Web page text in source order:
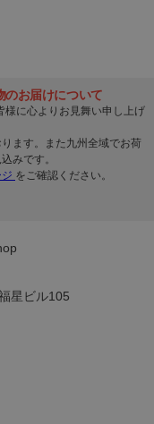
星ビル105
商品は対象外